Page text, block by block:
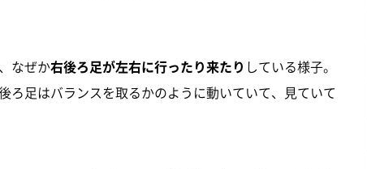
なぜか右後ろ足が左右に行ったり来たり している様子。
ろ足はバランスを取るかのように動いていて、見ていて